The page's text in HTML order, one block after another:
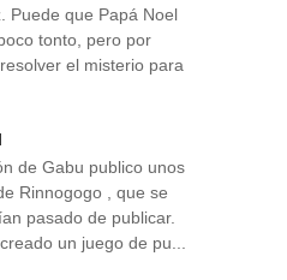
Puede que Papá Noel
tonto, pero por
el misterio para
de Gabu publico unos
Rinnogogo , que se
pasado de publicar.
un juego de pu...